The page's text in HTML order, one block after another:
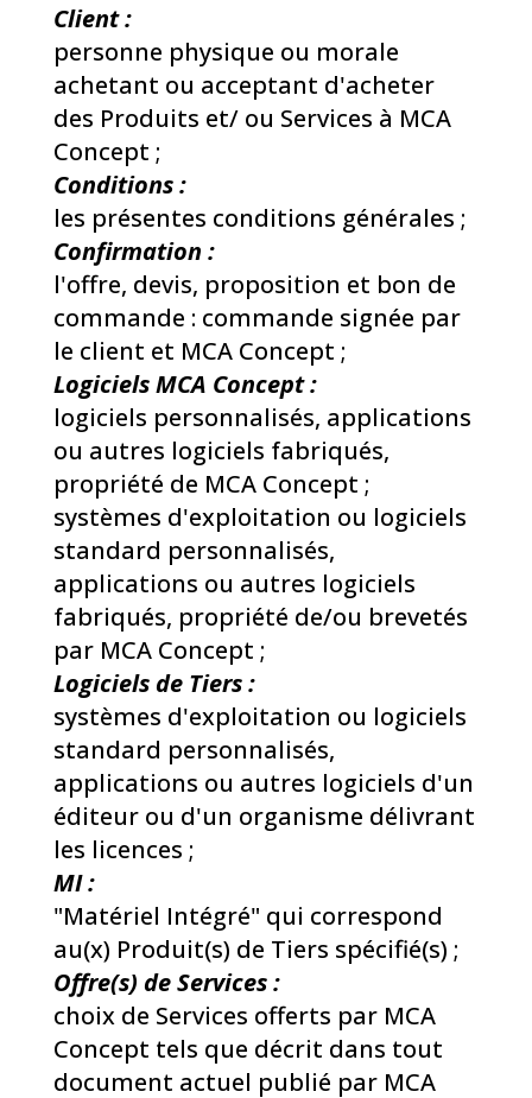
Client :
personne physique ou morale
achetant ou acceptant d'acheter
des Produits et/ ou Services à MCA
Concept ;
Conditions :
les présentes conditions générales ;
Confirmation :
l'offre, devis, proposition et bon de
commande : commande signée par
le client et MCA Concept ;
Logiciels MCA Concept :
logiciels personnalisés, applications
ou autres logiciels fabriqués,
propriété de MCA Concept ;
systèmes d'exploitation ou logiciels
standard personnalisés,
applications ou autres logiciels
fabriqués, propriété de/ou brevetés
par MCA Concept ;
Logiciels de Tiers :
systèmes d'exploitation ou logiciels
standard personnalisés,
applications ou autres logiciels d'un
éditeur ou d'un organisme délivrant
les licences ;
MI :
"Matériel Intégré" qui correspond
au(x) Produit(s) de Tiers spécifié(s) ;
Offre(s) de Services :
choix de Services offerts par MCA
Concept tels que décrit dans tout
document actuel publié par MCA